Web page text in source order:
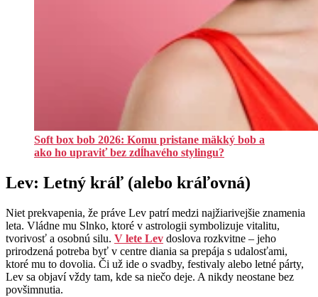
Soft box bob 2026: Komu pristane mäkký bob a
ako ho upraviť bez zdĺhavého stylingu?
Lev: Letný kráľ (alebo kráľovná)
Niet prekvapenia, že práve Lev patrí medzi najžiarivejšie znamenia
leta. Vládne mu Slnko, ktoré v astrologii symbolizuje vitalitu,
tvorivosť a osobnú silu. V lete Lev doslova rozkvitne – jeho
prirodzená potreba byť v centre diania sa prepája s udalosťami,
ktoré mu to dovolia. Či už ide o svadby, festivaly alebo letné párty,
Lev sa objaví vždy tam, kde sa niečo deje. A nikdy neostane bez
povšimnutia.